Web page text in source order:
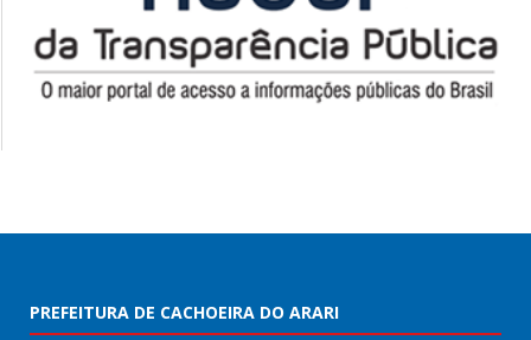
PREFEITURA DE CACHOEIRA DO ARARI